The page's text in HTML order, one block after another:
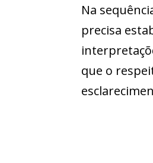
Na
precisa
que o